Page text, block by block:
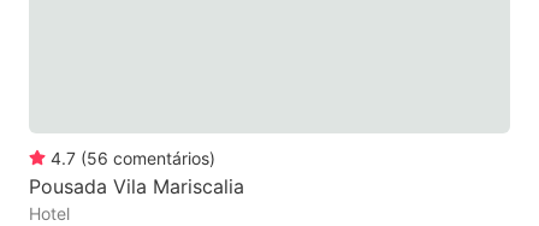
4.7 (56 comentários)
Pousada Vila Mariscalia
Hotel